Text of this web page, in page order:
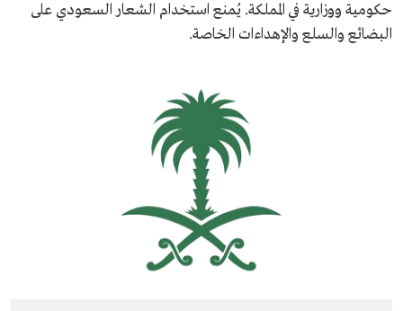
حكومية ووزارية في المملكة. يُمنع استخدام الشعار السعودي على
البضائع والسلع والإهداءات الخاصة.